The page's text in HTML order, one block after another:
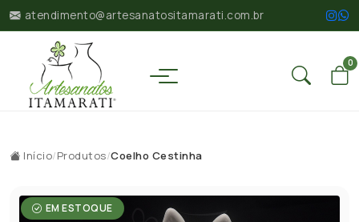
atendimento@artesanatositamarati.com.br
0
Início/Produtos/Coelho Cestinha
EM ESTOQUE